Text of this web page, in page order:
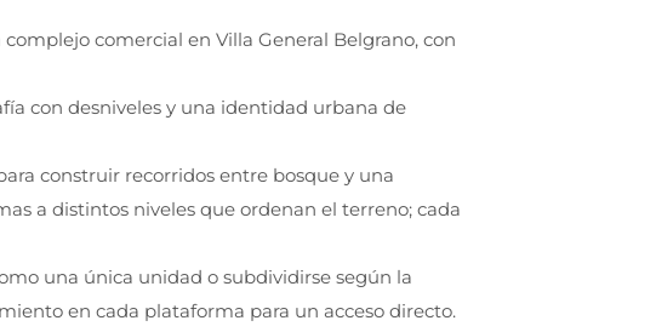
comercial en Villa General Belgrano, con
con desniveles y una identidad urbana de
construir recorridos entre bosque y una
a distintos niveles que ordenan el terreno; cada
una única unidad o subdividirse según la
en cada plataforma para un acceso directo.